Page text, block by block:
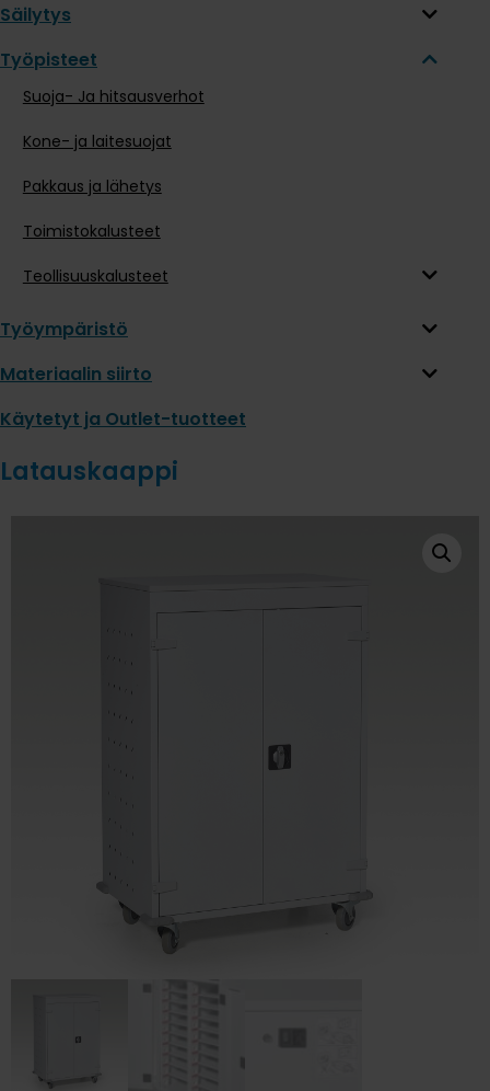
Säilytys
Työpisteet
Suoja- Ja hitsausverhot
Kone- ja laitesuojat
Pakkaus ja lähetys
Toimistokalusteet
Teollisuuskalusteet
Työympäristö
Materiaalin siirto
Käytetyt ja Outlet-tuotteet
Latauskaappi